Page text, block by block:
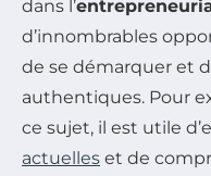
dans l’
d’innombrables
de se démarquer et
authentiques. Pour
ce sujet, il est utile
actuelles et de